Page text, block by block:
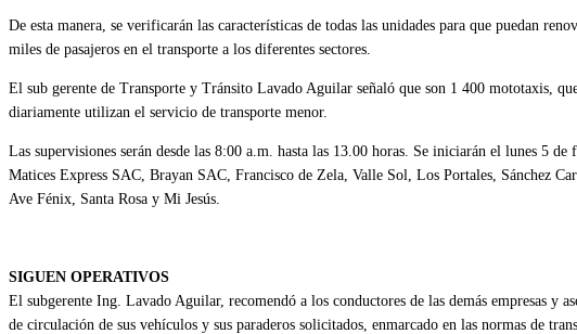
De esta manera, se verificarán las características de todas las unidades para que puedan
miles de pasajeros en el transporte a los diferentes sectores.
El sub gerente de Transporte y Tránsito Lavado Aguilar señaló que son 1 400 mototaxis,
diariamente utilizan el servicio de transporte menor.
Las supervisiones serán desde las 8:00 a.m. hasta las 13.00 horas. Se iniciarán el lunes 5
Matices Express SAC, Brayan SAC, Francisco de Zela, Valle Sol, Los Portales, Sánchez
Ave Fénix, Santa Rosa y Mi Jesús.
SIGUEN OPERATIVOS
El subgerente Ing. Lavado Aguilar, recomendó a los conductores de las demás empresas y
de circulación de sus vehículos y sus paraderos solicitados, enmarcado en las normas de